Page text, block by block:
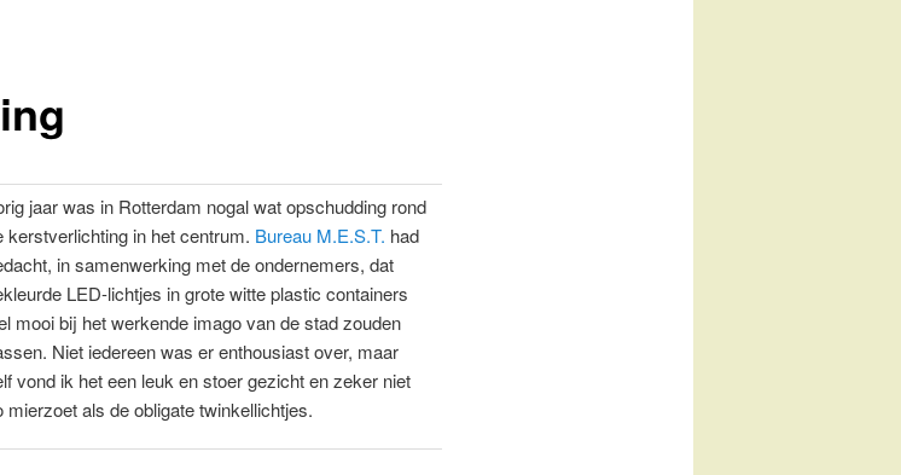
jaar was in Rotterdam nogal wat opschudding rond
kerstverlichting in het centrum. Bureau M.E.S.T. had
in samenwerking met de ondernemers, dat
LED-lichtjes in grote witte plastic containers
mooi bij het werkende imago van de stad zouden
Niet iedereen was er enthousiast over, maar
vond ik het een leuk en stoer gezicht en zeker niet
mierzoet als de obligate twinkellichtjes.